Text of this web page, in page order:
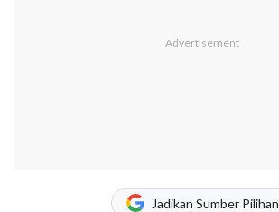
Jadikan Sumber Pilihan